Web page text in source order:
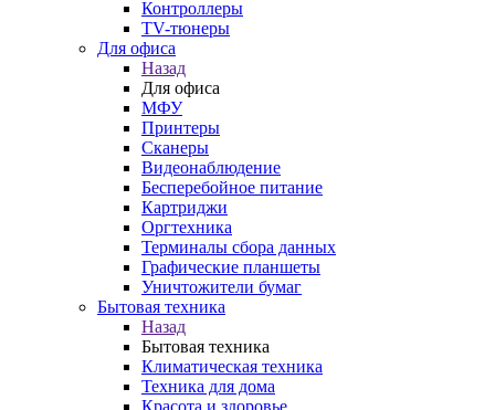
Контроллеры
TV-тюнеры
Для офиса
Назад
Для офиса
МФУ
Принтеры
Сканеры
Видеонаблюдение
Бесперебойное питание
Картриджи
Оргтехника
Терминалы сбора данных
Графические планшеты
Уничтожители бумаг
Бытовая техника
Назад
Бытовая техника
Климатическая техника
Техника для дома
Красота и здоровье